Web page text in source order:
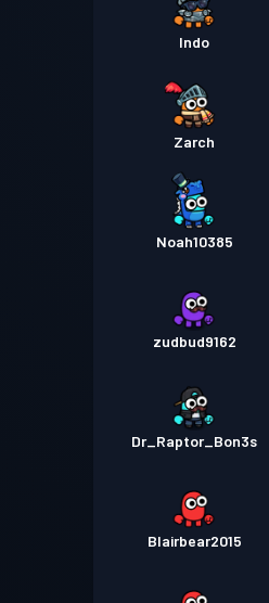
Indo
Zarch
Noah10385
zudbud9162
Dr_Raptor_Bon3s
Blairbear2015